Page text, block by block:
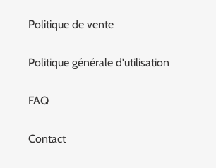
Politique de vente
Politique générale d'utilisation
FAQ
Contact